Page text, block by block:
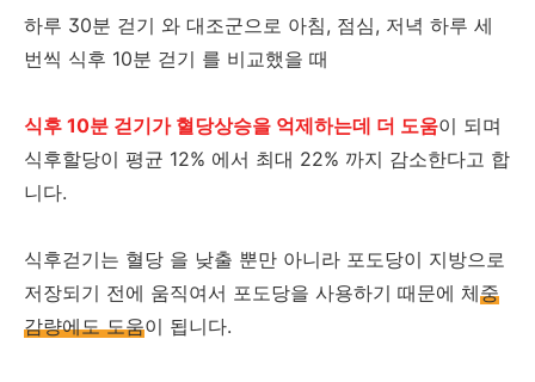
하루 30분 걷기 와 대조군으로 아침, 점심, 저녁 하루 세
번씩 식후 10분 걷기 를 비교했을 때
식후 10분 걷기가 혈당상승을 억제하는데 더 도움이 되며
식후할당이 평균 12% 에서 최대 22% 까지 감소한다고 합
니다.
식후걷기는 혈당 을 낮출 뿐만 아니라 포도당이 지방으로
저장되기 전에 움직여서 포도당을 사용하기 때문에 체중
감량에도 도움이 됩니다.